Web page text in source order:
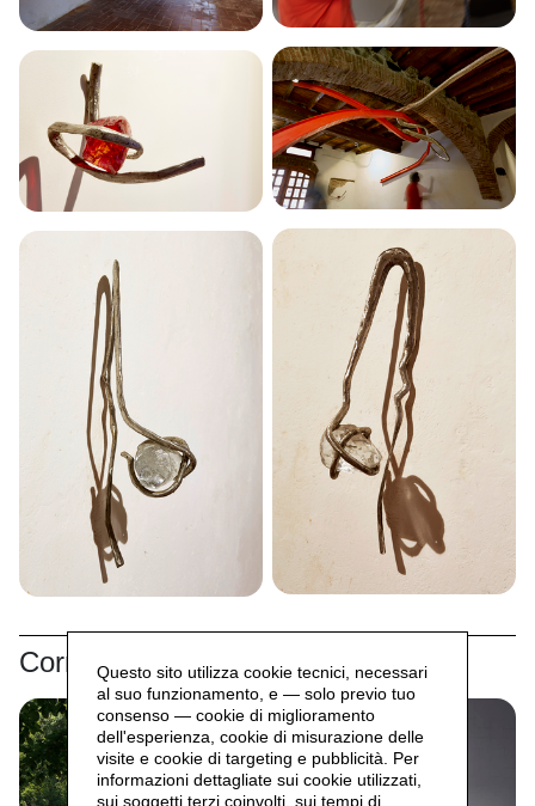
CorrelatiQuesto sito utilizza cookie tecnici, necessari
al suo funzionamento, e — solo previo tuo
consenso — cookie di miglioramento
dell'esperienza, cookie di misurazione delle
visite e cookie di targeting e pubblicità. Per
informazioni dettagliate sui cookie utilizzati,
sui soggetti terzi coinvolti, sui tempi di